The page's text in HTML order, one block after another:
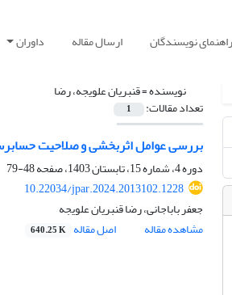
راهنمای نویسندگان ارسال مقاله داوران
نویسنده =قنبریان علویجه، رضا
تعداد مقالات: 1
بررسی عوامل اثربخشی و صلاحیت
دوره 4، شماره 15، تابستان 1403، صفحه
48-79
10.22034/jpar.2024.2013102.1228
جعفر باباجانی، رضا قنبریان علویجه
مشاهده مقاله
اصل مقاله 640.25 K